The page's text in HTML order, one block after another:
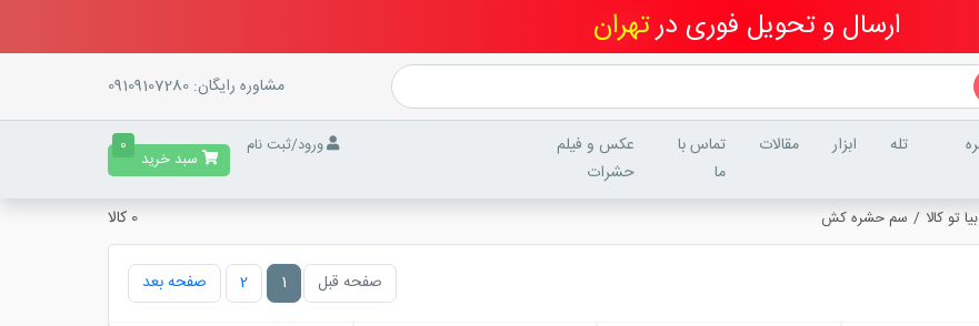
ارسال و تحویل فوری درتهران
مشاوره رایگان: 09109107280
تله ابزار مقالات
تماس با
ما
عکس و فیلم
حشرات
ورود/ثبت نام 0
سبد خرید
تو کالا سم حشره کش 0 کالا
صفحه قبل 1
2 صفحه بعد